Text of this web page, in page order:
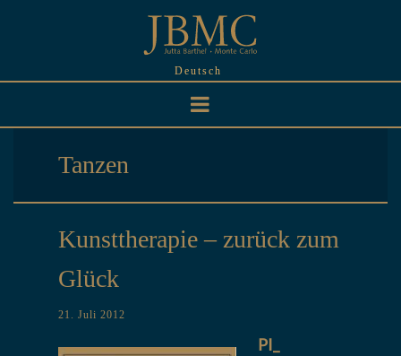
Deutsch
Tanzen
Kunsttherapie – zurück zum
Glück
21. Juli 2012
PI_